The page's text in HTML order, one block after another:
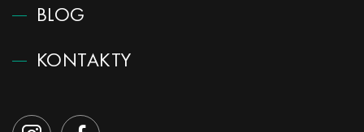
BLOG
KONTAKTY